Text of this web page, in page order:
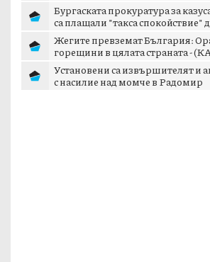
Бургаската прокуратура за
са плащали "такса спокойствие"
Жегите превземат България:
горещини в цялата страната -
Установени са извършителят и
с насилие над момче в Радомир